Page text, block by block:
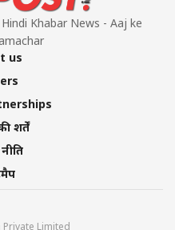
Khabar News - Aaj ke
us
शर्तें
Limited